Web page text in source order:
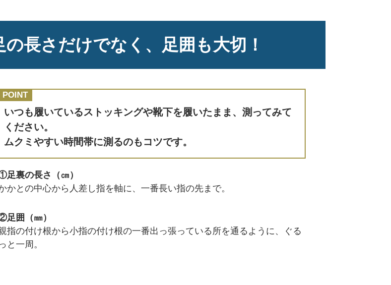
長さだけでなく、足囲も大切！
POINT
いつも履いているストッキングや靴下を履いたまま、測ってみて
ください。
ムクミやすい時間帯に測るのもコツです。
足裏の長さ（㎝）
かとの中心から人差し指を軸に、一番長い指の先まで。
足囲（㎜）
指の付け根から小指の付け根の一番出っ張っている所を通るように、ぐる
と一周。